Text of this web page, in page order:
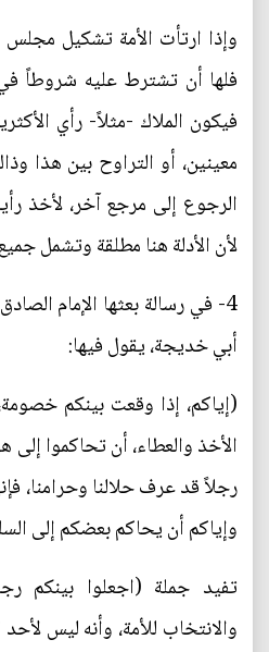
وإذا ارتأت الأمة تشكيل مجلس
فلها أن تشترط عليه شروطاً في
فيكون الملاك -مثلاً- رأي
معينين، أو التراوح بين هذا
الرجوع إلى مرجع آخر، لأخذ
لأن الأدلة هنا مطلقة وتشمل
4- في رسالة بعثها الإمام
أبي خديجة، يقول فيها:
(إياكم، إذا وقعت بينكم
الأخذ والعطاء، أن تحاكموا إلى
رجلاً قد عرف حلالنا وحرامنا،
وإياكم أن يحاكم بعضكم إلى
تفيد جملة (اجعلوا بينكم
والانتخاب للأمة، وأنه ليس